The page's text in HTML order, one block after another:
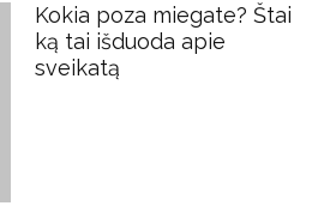
Kokia poza miegate? Štai
ką tai išduoda apie
sveikatą